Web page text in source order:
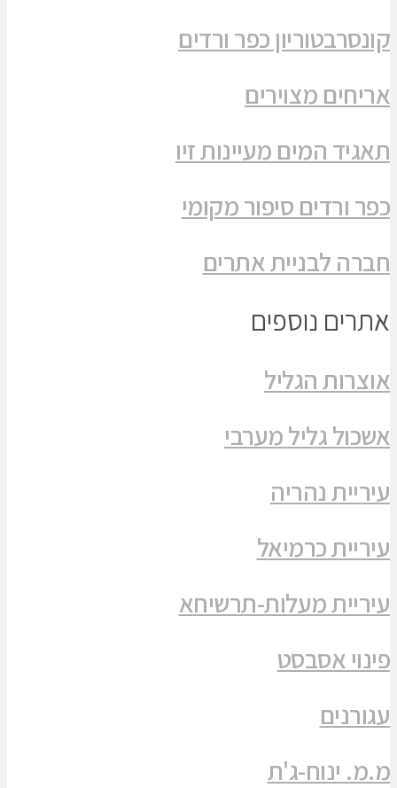
קונסרבטוריון כפר ורדים
אריחים מצוירים
תאגיד המים מעיינות זיו
כפר ורדים סיפור מקומי
חברה לבניית אתרים
אתרים נוספים
אוצרות הגליל
אשכול גליל מערבי
עיריית נהריה
עיריית כרמיאל
עיריית מעלות-תרשיחא
פינוי אסבסט
עגורנים
מ.מ. ינוח-ג'ת